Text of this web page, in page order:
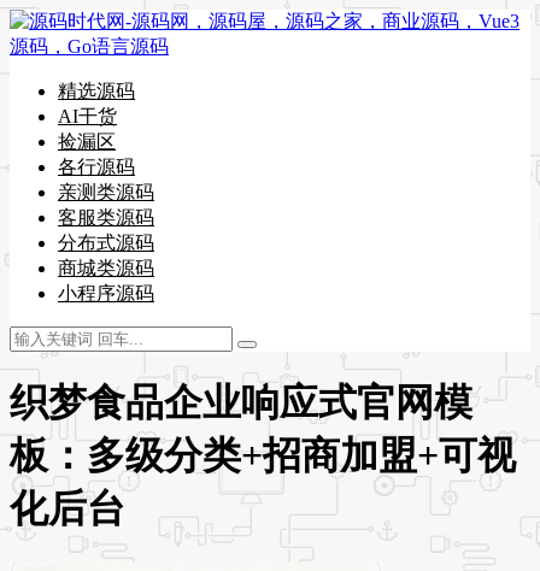
精选源码
AI干货
捡漏区
各行源码
亲测类源码
客服类源码
分布式源码
商城类源码
小程序源码
织梦食品企业响应式官网模
板：多级分类+招商加盟+可视
化后台